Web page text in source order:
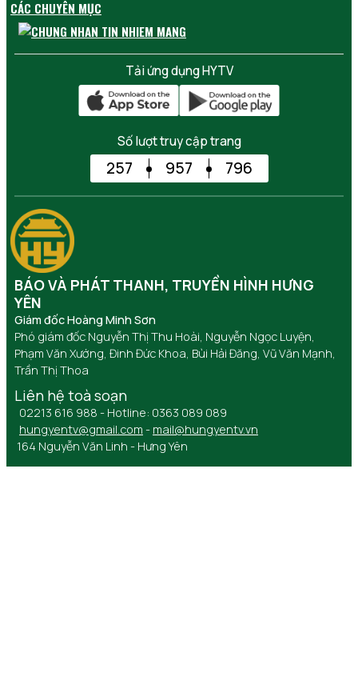
CÁC CHUYÊN MỤC
Tải ứng dụng HYTV
Số lượt truy cập trang
257 957 796
BÁO VÀ PHÁT THANH, TRUYỀN HÌNH HƯNG
YÊN
Giám đốc Hoàng Minh Sơn
Phó giám đốc Nguyễn Thị Thu Hoài, Nguyễn Ngọc Luyện,
Phạm Văn Xướng, Đinh Đức Khoa, Bùi Hải Đăng, Vũ Văn Mạnh,
Trần Thị Thoa
Liên hệ toà soạn
02213 616 988 - Hotline: 0363 089 089
hungyentv@gmail.com - mail@hungyentv.vn
164 Nguyễn Văn Linh - Hưng Yên